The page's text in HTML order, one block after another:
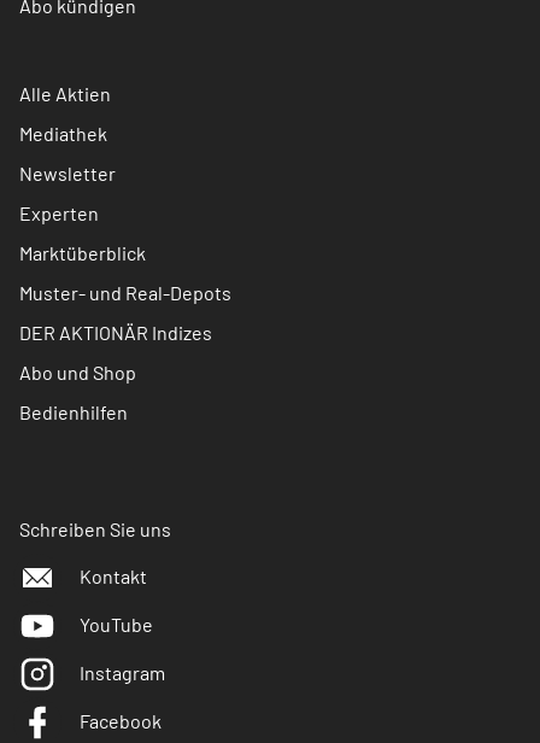
Abo kündigen
Alle Aktien
Mediathek
Newsletter
Experten
Marktüberblick
Muster- und Real-Depots
DER AKTIONÄR Indizes
Abo und Shop
Bedienhilfen
Schreiben Sie uns
Kontakt
YouTube
Instagram
Facebook